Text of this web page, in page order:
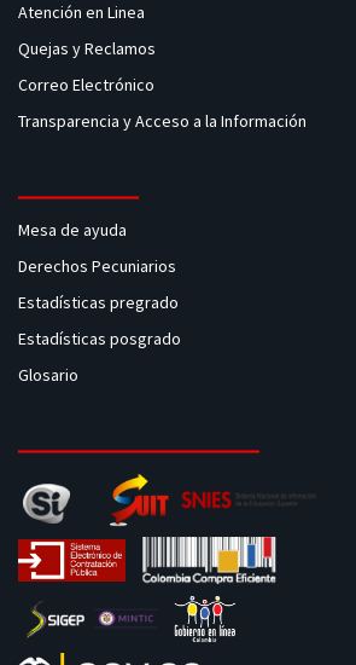
Atención en Linea
Quejas y Reclamos
Correo Electrónico
Transparencia y Acceso a la Información
Mesa de ayuda
Derechos Pecuniarios
Estadísticas pregrado
Estadísticas posgrado
Glosario